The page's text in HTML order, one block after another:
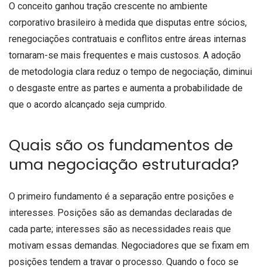
O conceito ganhou tração crescente no ambiente
corporativo brasileiro à medida que disputas entre sócios,
renegociações contratuais e conflitos entre áreas internas
tornaram-se mais frequentes e mais custosos. A adoção
de metodologia clara reduz o tempo de negociação, diminui
o desgaste entre as partes e aumenta a probabilidade de
que o acordo alcançado seja cumprido.
Quais são os fundamentos de
uma negociação estruturada?
O primeiro fundamento é a separação entre posições e
interesses. Posições são as demandas declaradas de
cada parte; interesses são as necessidades reais que
motivam essas demandas. Negociadores que se fixam em
posições tendem a travar o processo. Quando o foco se